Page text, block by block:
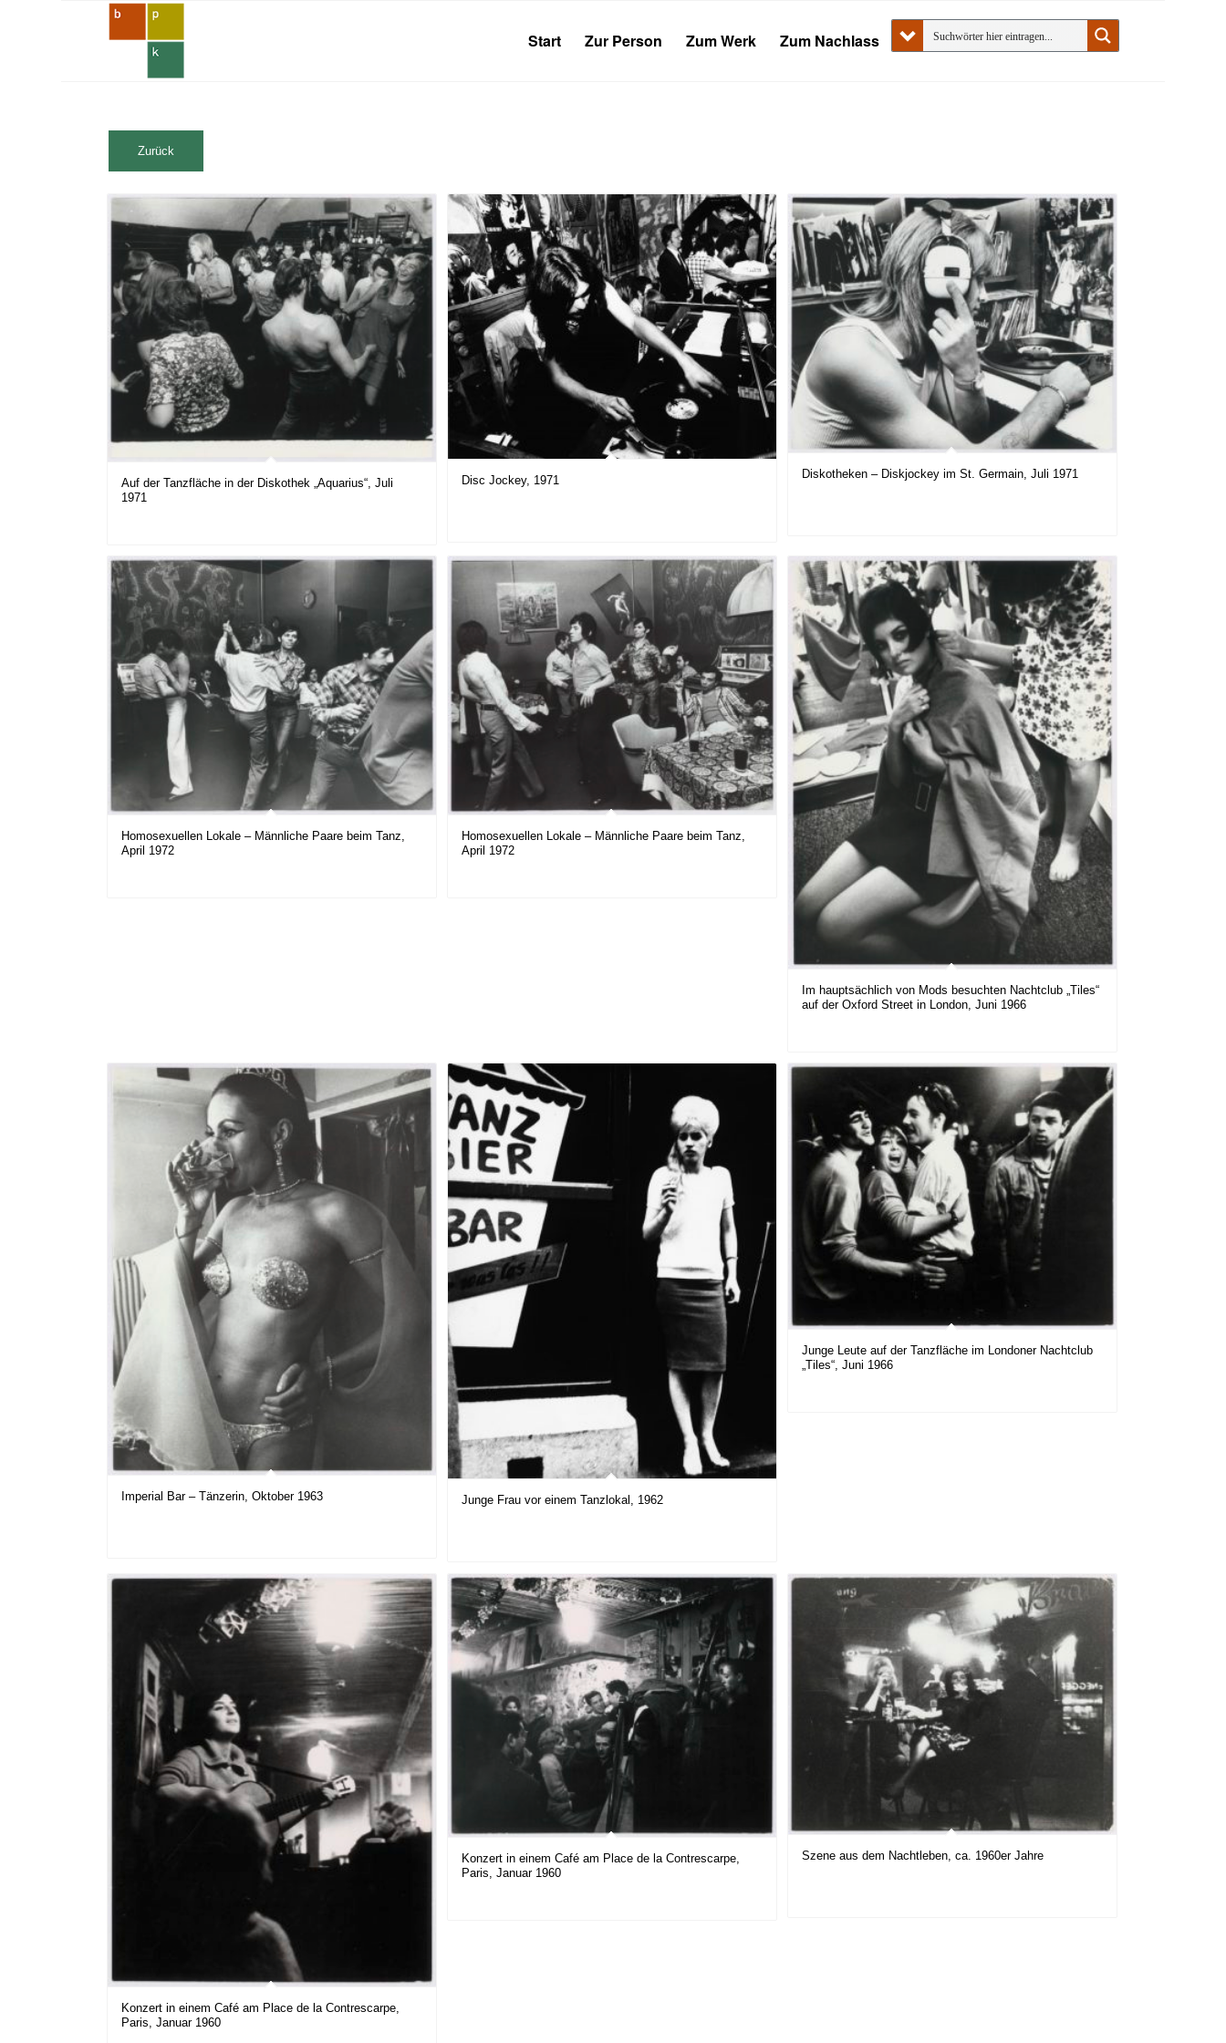
Start Zur Person Zum Werk Zum Nachlass
Auf der Tanzfläche in der Diskothek „Aquarius“, Juli
1971
Disc Jockey, 1971 Diskotheken – Diskjockey im St. Germain, Juli 1971
Homosexuellen Lokale – Männliche Paare beim Tanz,
April 1972
Homosexuellen Lokale – Männliche Paare beim Tanz,
April 1972
Im hauptsächlich von Mods besuchten Nachtclub „Tiles“
auf der Oxford Street in London, Juni 1966
Imperial Bar – Tänzerin, Oktober 1963 Junge Frau vor einem Tanzlokal, 1962
Junge Leute auf der Tanzfläche im Londoner Nachtclub
„Tiles“, Juni 1966
Konzert in einem Café am Place de la Contrescarpe,
Paris, Januar 1960
Konzert in einem Café am Place de la Contrescarpe,
Paris, Januar 1960
Szene aus dem Nachtleben, ca. 1960er Jahre